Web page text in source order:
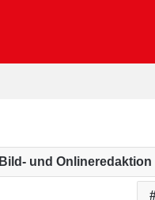
Bild- und Onlineredaktion